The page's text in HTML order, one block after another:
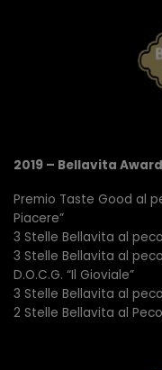
2019 – Bellavita
Premio Taste Good al
Piacere”
3 Stelle Bellavita al
3 Stelle Bellavita al
D.O.C.G. “Il Gioviale”
3 Stelle Bellavita al
2 Stelle Bellavita al